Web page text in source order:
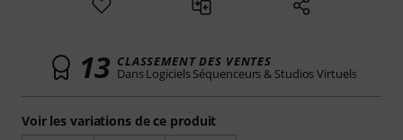
Voir les variations de ce produit
13 CLASSEMENT DES VENTES
Dans Logiciels Séquenceurs & Studios Virtuels